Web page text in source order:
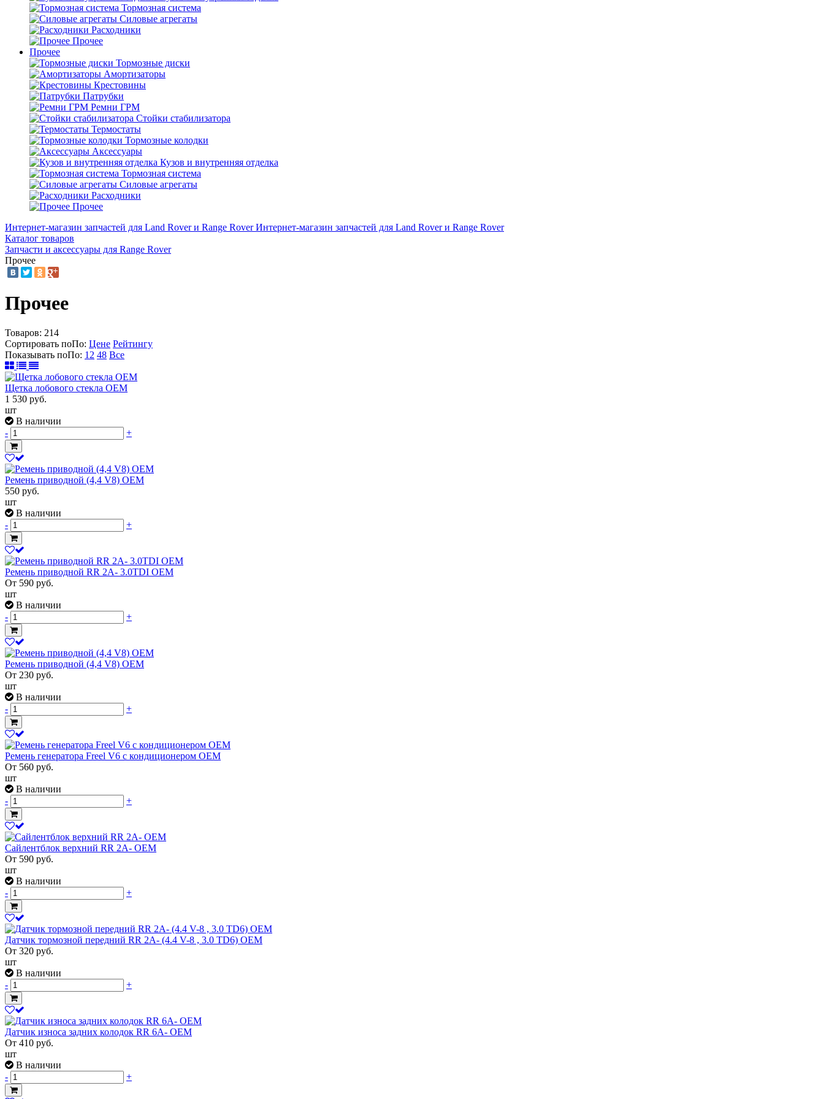
Тормозная система
Силовые агрегаты
Расходники
Прочее
Прочее
Тормозные диски
Амортизаторы
Крестовины
Патрубки
Ремни ГРМ
Стойки стабилизатора
Термостаты
Тормозные колодки
Аксессуары
Кузов и внутренняя отделка
Тормозная система
Силовые агрегаты
Расходники
Прочее
Интернет-магазин запчастей для Land Rover и Range RoverИнтернет-магазин запчастей для Land Rover и Range Rover
Каталог товаров
Запчасти и аксессуары для Range Rover
Прочее
Прочее
Товаров: 214
Сортировать поПо: Цене Рейтингу
Показывать поПо: 12 48 Все
Щетка лобового стекла OEM
1 530 руб.
шт
В наличии
-
+
Ремень приводной (4,4 V8) OEM
550 руб.
шт
В наличии
-
+
Ремень приводной RR 2A- 3.0TDI OEM
От 590 руб.
шт
В наличии
-
+
Ремень приводной (4,4 V8) OEM
От 230 руб.
шт
В наличии
-
+
Ремень генератора Freel V6 с кондиционером OEM
От 560 руб.
шт
В наличии
-
+
Сайлентблок верхний RR 2A- OEM
От 590 руб.
шт
В наличии
-
+
Датчик тормозной передний RR 2A- (4.4 V-8 , 3.0 TD6) OEM
От 320 руб.
шт
В наличии
-
+
Датчик износа задних колодок RR 6A- OEM
От 410 руб.
шт
В наличии
-
+